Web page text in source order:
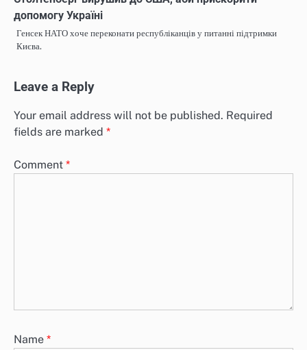
допомогу Україні
Генсек НАТО хоче переконати республіканців у питанні підтримки
Києва.
Leave a Reply
Your email address will not be published. Required
fields are marked *
Comment *
Name *